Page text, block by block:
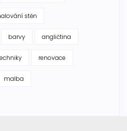
stěn
barvy angličtina
renovace
malba